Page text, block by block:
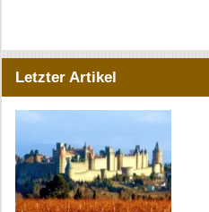
Letzter Artikel